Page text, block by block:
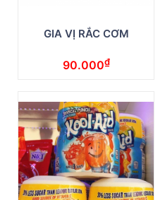
GIA VỊ RẮC CƠM
90.000₫